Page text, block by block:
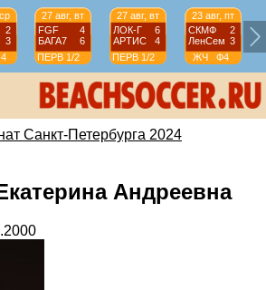
2
3
27 авг, вт
FGF
4
БАГА7
6
ПЕРВ 1/2
27 авг, вт
ЛОК-Г
6
АРТИС
4
ПЕРВ 1/2
23 авг, пт
СКМФ
2
ЛенСем 3
ЖЧ
Ф4
Санкт-Петербурга 2024
Андреевна